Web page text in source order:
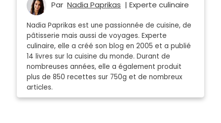
Par Nadia Paprikas | Experte culinaire
Nadia Paprikas est une passionnée de cuisine, de
pâtisserie mais aussi de voyages. Experte
culinaire, elle a créé son blog en 2005 et a publié
14 livres sur la cuisine du monde. Durant de
nombreuses années, elle a également produit
plus de 850 recettes sur 750g et de nombreux
articles.